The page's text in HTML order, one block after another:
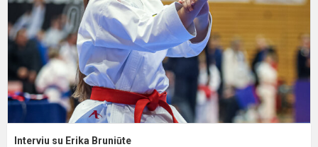
Interviu su Erika Bruniūte